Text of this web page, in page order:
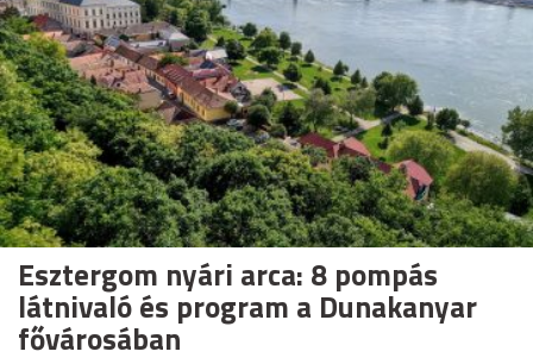
Esztergom nyári arca: 8 pompás
látnivaló és program a Dunakanyar
fővárosában